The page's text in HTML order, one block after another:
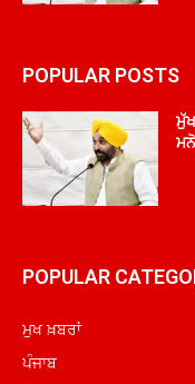
POPULAR POSTS
POPULAR
ਮੁਖ ਖ਼ਬਰਾਂ
ਪੰਜਾਬ